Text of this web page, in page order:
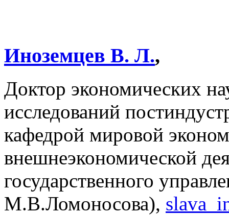
Иноземцев В. Л.,
Доктор экономических
исследований
кафедрой мировой
внешнеэкономической
государственного
М.В.Ломоносова),